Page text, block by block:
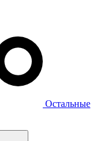
Остальные